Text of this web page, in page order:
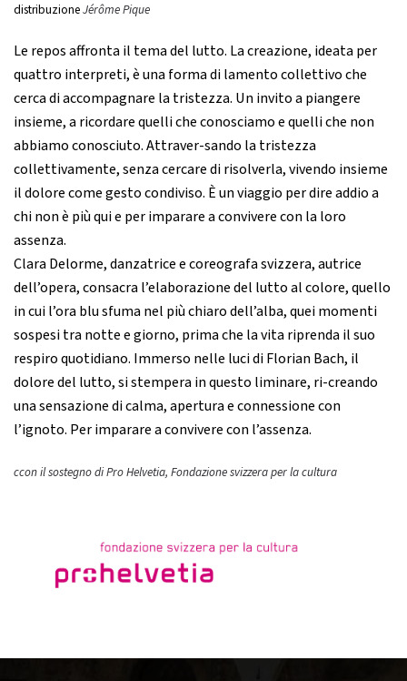
distribuzioneJérôme Pique
Le repos affronta il tema del lutto. La creazione, ideata per
quattro interpreti, è una forma di lamento collettivo che
cerca di accompagnare la tristezza. Un invito a piangere
insieme, a ricordare quelli che conosciamo e quelli che non
abbiamo conosciuto. Attraver-sando la tristezza
collettivamente, senza cercare di risolverla, vivendo insieme
il dolore come gesto condiviso. È un viaggio per dire addio a
chi non è più qui e per imparare a convivere con la loro
assenza.
Clara Delorme, danzatrice e coreografa svizzera, autrice
dell’opera, consacra l’elaborazione del lutto al colore, quello
in cui l’ora blu sfuma nel più chiaro dell’alba, quei momenti
sospesi tra notte e giorno, prima che la vita riprenda il suo
respiro quotidiano. Immerso nelle luci di Florian Bach, il
dolore del lutto, si stempera in questo liminare, ri-creando
una sensazione di calma, apertura e connessione con
l’ignoto. Per imparare a convivere con l’assenza.
ccon il sostegno di Pro Helvetia, Fondazione svizzera per la cultura